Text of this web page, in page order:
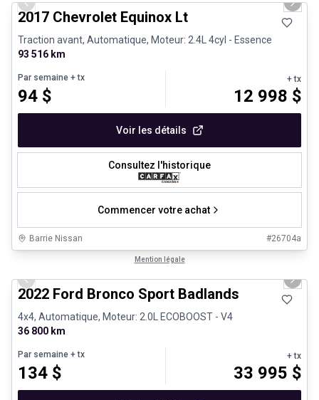
Previous slide Next
2017 Chevrolet Equinox Lt
Traction avant, Automatique, Moteur: 2.4L 4cyl - Essence
93 516 km
Par semaine + tx
94 $
+ tx
12 998 $
Voir les détails
Consultez l'historique
Commencer votre achat
Barrie Nissan #26704a
Mention légale
Previous slide Next
2022 Ford Bronco Sport Badlands
4x4, Automatique, Moteur: 2.0L ECOBOOST - V4
36 800 km
Par semaine + tx
134 $
+ tx
33 995 $